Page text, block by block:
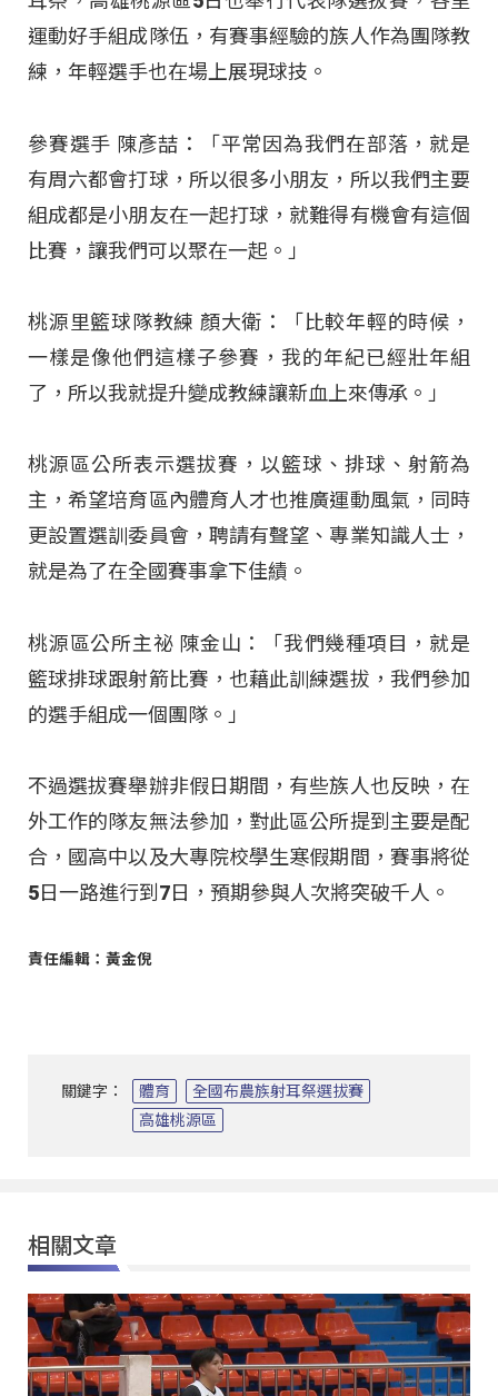
運動好手組成隊伍，有賽事經驗的族人作為團隊教
練，年輕選手也在場上展現球技。
參賽選手 陳彥喆：「平常因為我們在部落，就是
有周六都會打球，所以很多小朋友，所以我們主要
組成都是小朋友在一起打球，就難得有機會有這個
比賽，讓我們可以聚在一起。」
桃源里籃球隊教練 顏大衛：「比較年輕的時候，
一樣是像他們這樣子參賽，我的年紀已經壯年組
了，所以我就提升變成教練讓新血上來傳承。」
桃源區公所表示選拔賽，以籃球、排球、射箭為
主，希望培育區內體育人才也推廣運動風氣，同時
更設置選訓委員會，聘請有聲望、專業知識人士，
就是為了在全國賽事拿下佳績。
桃源區公所主祕 陳金山：「我們幾種項目，就是
籃球排球跟射箭比賽，也藉此訓練選拔，我們參加
的選手組成一個團隊。」
不過選拔賽舉辦非假日期間，有些族人也反映，在
外工作的隊友無法參加，對此區公所提到主要是配
合，國高中以及大專院校學生寒假期間，賽事將從
5日一路進行到7日，預期參與人次將突破千人。
責任編輯：黃金倪
關鍵字： 體育
全國布農族射耳祭選拔賽
高雄桃源區
相關文章